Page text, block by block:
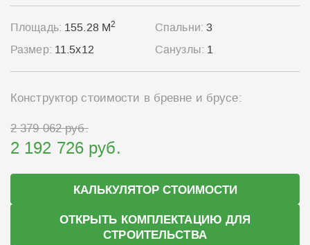
Площадь: 155.28 М2
Размер: 11.5x12
Спальни:3
Санузлы: 1
Конструктор стоимости в бревне и брусе:
2 379 062 руб.
2 192 726 руб.
КАЛЬКУЛЯТОР СТОИМОСТИ
ОТКРЫТЬ КОМПЛЕКТАЦИЮ ДЛЯ
СТРОИТЕЛЬСТВА